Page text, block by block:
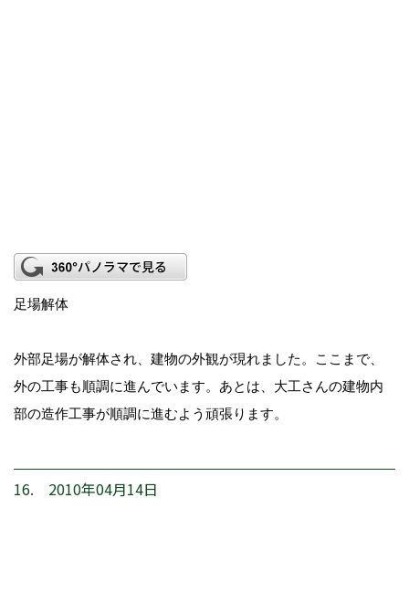
足場解体
外部足場が解体され、建物の外観が現れました。ここまで、
外の工事も順調に進んでいます。あとは、大工さんの建物内
部の造作工事が順調に進むよう頑張ります。
16. 2010年04月14日